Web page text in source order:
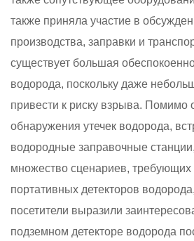
также приняла участие в
производства, заправки и
существует большая
водорода, поскольку даже
привести к риску взрыва. Помимо
обнаружения утечек водорода,
водородные заправочные
множество сценариев, требующих
портативных детекторов
посетители выразили
подземном детекторе водорода